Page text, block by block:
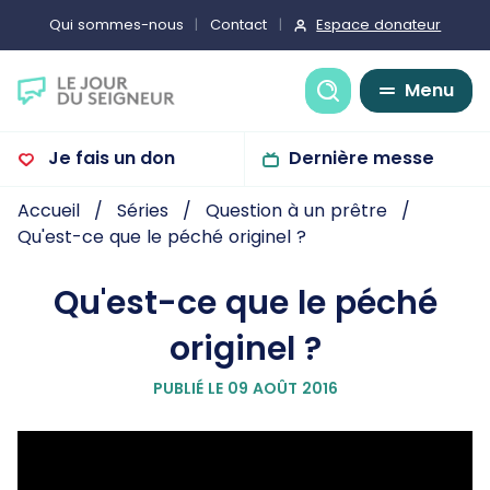
Qui sommes-nous Contact Espace donateur
Recherche
Menu
Je fais un don Dernière messe
Accueil Séries
Question à un prêtre
Qu'est-ce que le péché originel ?
Qu'est-ce que le péché
originel ?
PUBLIÉ LE 09 AOÛT 2016